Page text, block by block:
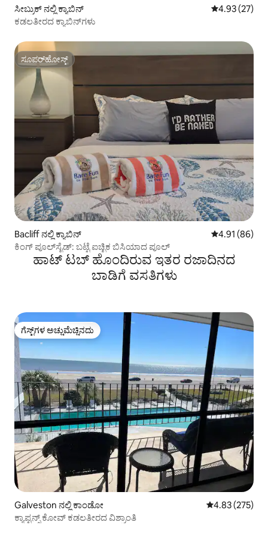
ಸೀಬ್ರುಕ್ ನಲ್ಲಿ ಕ್ಯಾಬಿನ್ 5 ರಲ್ಲಿ 4.93
4.93 (27)
ಕಡಲತೀರದ ಕ್ಯಾಬಿನ್‌ಗಳು
ಸೂಪರ್‌ಹೋಸ್ಟ್
ಸೂಪರ್‌ಹೋಸ್ಟ್
Bacliff ನಲ್ಲಿ ಕ್ಯಾಬಿನ್ 5 ರಲ್ಲಿ 4.91
4.91 (86)
ಕಿಂಗ್ ಪೂಲ್‌ಸೈಡ್: ಬಟ್ಟೆ ಐಚ್ಛಿಕ ಬಿಸಿಯಾದ ಪೂಲ್
ಹಾಟ್ ಟಬ್ ಹೊಂದಿರುವ ಇತರ ರಜಾದಿನದ
ಬಾಡಿಗೆ ವಸತಿಗಳು
ಗೆಸ್ಟ್‌ಗಳ ಅಚ್ಚುಮೆಚ್ಚಿನದು
ಗೆಸ್ಟ್‌ಗಳ ಅಚ್ಚುಮೆಚ್ಚಿನದು
Galveston ನಲ್ಲಿ ಕಾಂಡೋ 5 ರಲ್ಲಿ 4.83
4.83 (275)
ಕ್ಯಾಪ್ಟನ್ಸ್ ಕೋವ್ ಕಡಲತೀರದ ವಿಶ್ರಾಂತಿ